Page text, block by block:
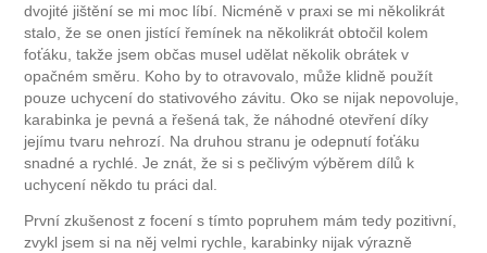
dvojité jištění se mi moc líbí. Nicméně v praxi se mi několikrát
stalo, že se onen jistící řemínek na několikrát obtočil kolem
foťáku, takže jsem občas musel udělat několik obrátek v
opačném směru. Koho by to otravovalo, může klidně použít
pouze uchycení do stativového závitu. Oko se nijak nepovoluje,
karabinka je pevná a řešená tak, že náhodné otevření díky
jejímu tvaru nehrozí. Na druhou stranu je odepnutí foťáku
snadné a rychlé. Je znát, že si s pečlivým výběrem dílů k
uchycení někdo tu práci dal.
První zkušenost z focení s tímto popruhem mám tedy pozitivní,
zvykl jsem si na něj velmi rychle, karabinky nijak výrazně